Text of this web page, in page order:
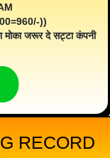
))
मोका जरूर दे सट्टा कंपनी
RECORD